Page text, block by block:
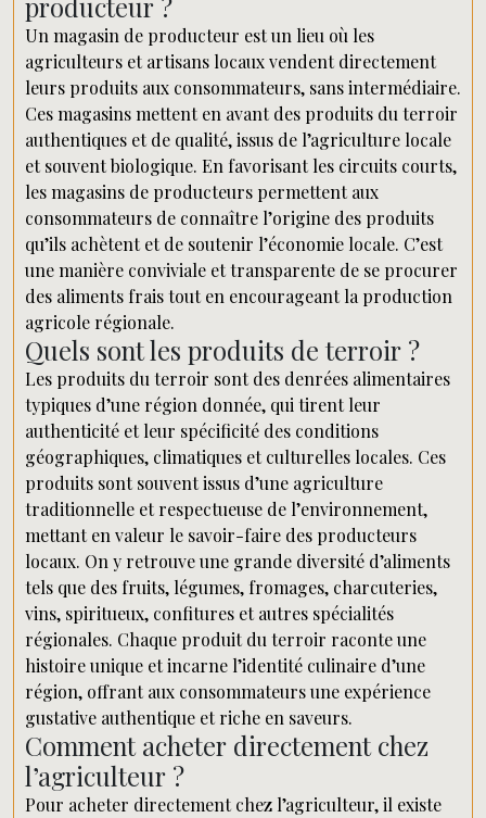
producteur ?
Un magasin de producteur est un lieu où les
agriculteurs et artisans locaux vendent directement
leurs produits aux consommateurs, sans intermédiaire.
Ces magasins mettent en avant des produits du terroir
authentiques et de qualité, issus de l’agriculture locale
et souvent biologique. En favorisant les circuits courts,
les magasins de producteurs permettent aux
consommateurs de connaître l’origine des produits
qu’ils achètent et de soutenir l’économie locale. C’est
une manière conviviale et transparente de se procurer
des aliments frais tout en encourageant la production
agricole régionale.
Quels sont les produits de terroir ?
Les produits du terroir sont des denrées alimentaires
typiques d’une région donnée, qui tirent leur
authenticité et leur spécificité des conditions
géographiques, climatiques et culturelles locales. Ces
produits sont souvent issus d’une agriculture
traditionnelle et respectueuse de l’environnement,
mettant en valeur le savoir-faire des producteurs
locaux. On y retrouve une grande diversité d’aliments
tels que des fruits, légumes, fromages, charcuteries,
vins, spiritueux, confitures et autres spécialités
régionales. Chaque produit du terroir raconte une
histoire unique et incarne l’identité culinaire d’une
région, offrant aux consommateurs une expérience
gustative authentique et riche en saveurs.
Comment acheter directement chez
l’agriculteur ?
Pour acheter directement chez l’agriculteur, il existe